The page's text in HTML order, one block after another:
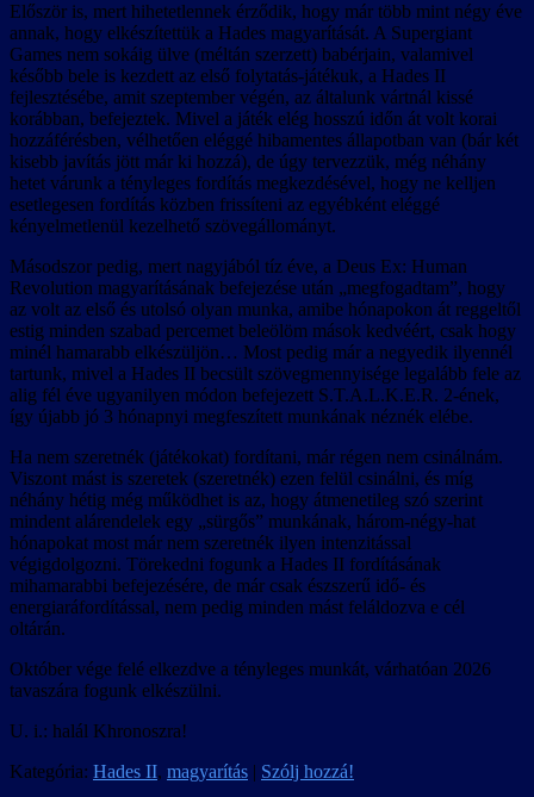
Először is, mert hihetetlennek érződik, hogy már több mint négy éve
annak, hogy elkészítettük a Hades magyarítását. A Supergiant
Games nem sokáig ülve (méltán szerzett) babérjain, valamivel
később bele is kezdett az első folytatás-játékuk, a Hades II
fejlesztésébe, amit szeptember végén, az általunk vártnál kissé
korábban, befejeztek. Mivel a játék elég hosszú időn át volt korai
hozzáférésben, vélhetően eléggé hibamentes állapotban van (bár két
kisebb javítás jött már ki hozzá), de úgy tervezzük, még néhány
hetet várunk a tényleges fordítás megkezdésével, hogy ne kelljen
esetlegesen fordítás közben frissíteni az egyébként eléggé
kényelmetlenül kezelhető szövegállományt.
Másodszor pedig, mert nagyjából tíz éve, a Deus Ex: Human
Revolution magyarításának befejezése után „megfogadtam”, hogy
az volt az első és utolsó olyan munka, amibe hónapokon át reggeltől
estig minden szabad percemet beleölöm mások kedvéért, csak hogy
minél hamarabb elkészüljön… Most pedig már a negyedik ilyennél
tartunk, mivel a Hades II becsült szövegmennyisége legalább fele az
alig fél éve ugyanilyen módon befejezett S.T.A.L.K.E.R. 2-ének,
így újabb jó 3 hónapnyi megfeszített munkának néznék elébe.
Ha nem szeretnék (játékokat) fordítani, már régen nem csinálnám.
Viszont mást is szeretek (szeretnék) ezen felül csinálni, és míg
néhány hétig még működhet is az, hogy átmenetileg szó szerint
mindent alárendelek egy „sürgős” munkának, három-négy-hat
hónapokat most már nem szeretnék ilyen intenzitással
végigdolgozni. Törekedni fogunk a Hades II fordításának
mihamarabbi befejezésére, de már csak észszerű idő- és
energiaráfordítással, nem pedig minden mást feláldozva e cél
oltárán.
Október vége felé elkezdve a tényleges munkát, várhatóan 2026
tavaszára fogunk elkészülni.
U. i.: halál Khronoszra!
Kategória: Hades II, magyarítás | Szólj hozzá!